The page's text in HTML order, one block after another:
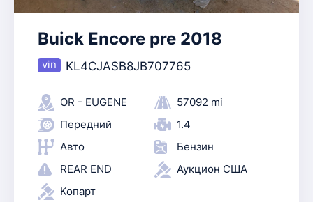
Buick Encore pre 2018
KL4CJASB8JB707765
OR - EUGENE
57092 mi
Передний
1.4
Авто
Бензин
REAR END
Аукцион США
Копарт